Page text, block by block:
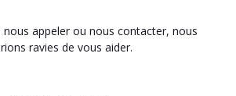
nous appeler ou nous contacter, nous
ravies de vous aider.